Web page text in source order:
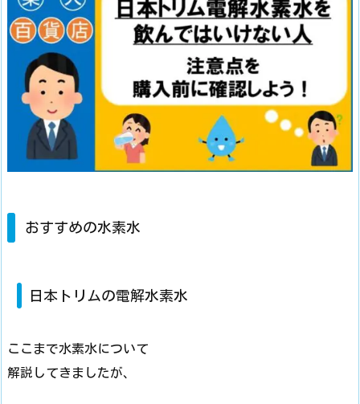
おすすめの水素水
日本トリムの電解水素水
ここまで水素水について
解説してきましたが、